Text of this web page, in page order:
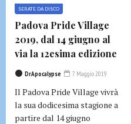
SERATE DA DISCO
Padova Pride Village
2019, dal 14 giugno al
via la 12esima edizione
DrApocalypse 7 Maggio 2019
Il Padova Pride Village vivrà
la sua dodicesima stagione a
partire dal 14 giugno